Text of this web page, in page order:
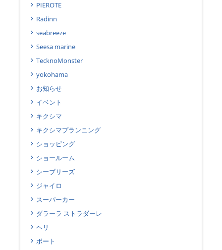
PIEROTE
Radinn
seabreeze
Seesa marine
TecknoMonster
yokohama
お知らせ
イベント
キクシマ
キクシマプランニング
ショッピング
ショールーム
シーブリーズ
ジャイロ
スーパーカー
ダラーラ ストラダーレ
ヘリ
ボート